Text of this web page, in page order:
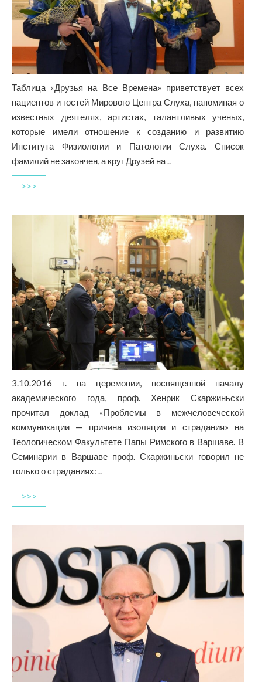
Таблица «Друзья на Все Времена» приветствует всех
пациентов и гостей Мирового Центра Слуха, напоминая о
известных деятелях, артистах, талантливых ученых,
которые имели отношение к созданию и развитию
Института Физиологии и Патологии Слуха. Список
фамилий не закончен, а круг Друзей на ..
>>>
3.10.2016 г. на церемонии, посвященной началу
академического года, проф. Хенрик Скаржиньски
прочитал доклад «Проблемы в межчеловеческой
коммуникации — причина изоляции и страдания» на
Теологическом Факультете Папы Римского в Варшаве. В
Семинарии в Варшаве проф. Скаржиньски говорил не
только о страданиях: ..
>>>